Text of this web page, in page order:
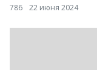
786 22 июня 2024